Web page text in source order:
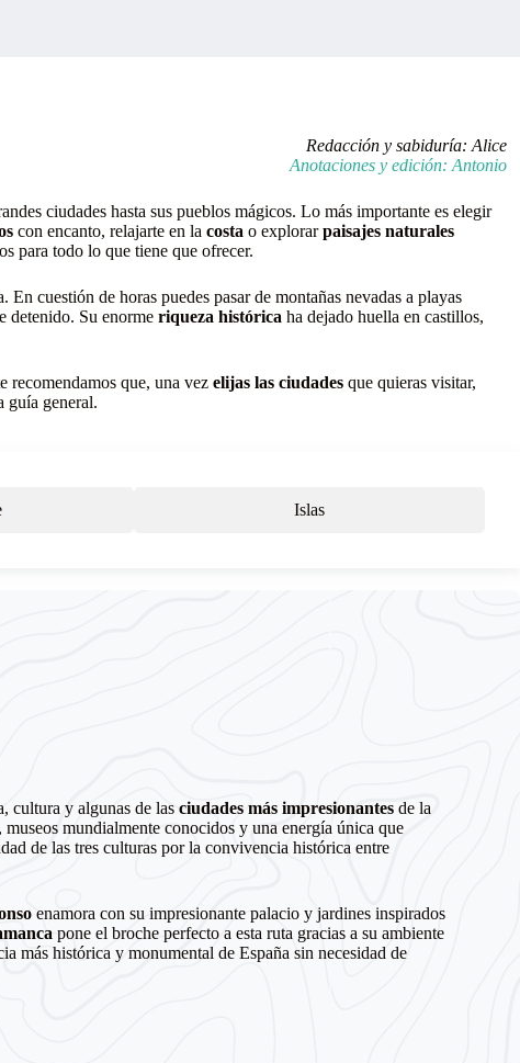
Redacción y sabiduría: Alice
Anotaciones y edición: Antonio
ciudades hasta sus pueblos mágicos. Lo más importante es elegir
con encanto, relajarte en la costa o explorarpaisajes naturales
para todo lo que tiene que ofrecer.
cuestión de horas puedes pasar de montañas nevadas a playas
detenido. Su enorme riqueza histórica ha dejado huella en castillos,
recomendamos que, una vez elijas las ciudades que quieras visitar,
guía general.
Islas
cultura y algunas de lasciudades más impresionantes de la
mundialmente conocidos y una energía única que
de las tres culturas por la convivencia histórica entre
enamora con su impresionante palacio y jardines inspirados
pone el broche perfecto a esta ruta gracias a su ambiente
más histórica y monumental de España sin necesidad de